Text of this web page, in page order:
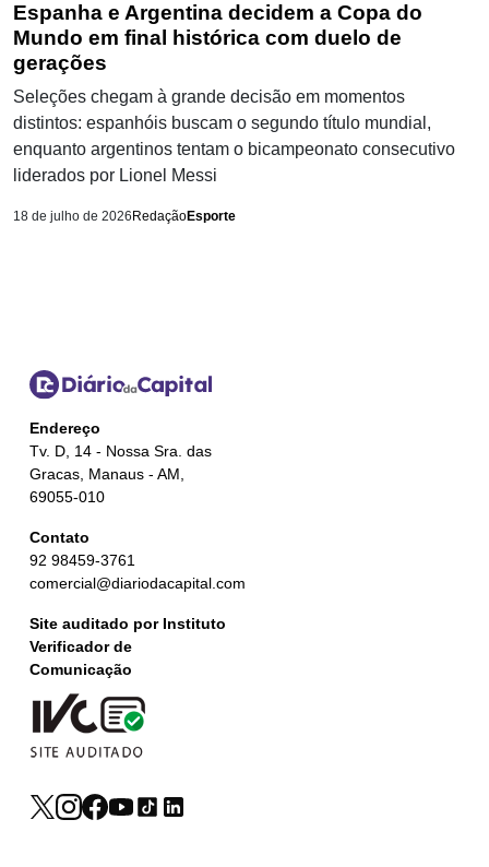
Espanha e Argentina decidem a Copa do
Mundo em final histórica com duelo de
gerações
Seleções chegam à grande decisão em momentos
distintos: espanhóis buscam o segundo título mundial,
enquanto argentinos tentam o bicampeonato consecutivo
liderados por Lionel Messi
18 de julho de 2026 RedaçãoEsporte
Endereço
Tv. D, 14 - Nossa Sra. das
Gracas, Manaus - AM,
69055-010
Contato
92 98459-3761
comercial@diariodacapital.com
Site auditado por Instituto
Verificador de
Comunicação